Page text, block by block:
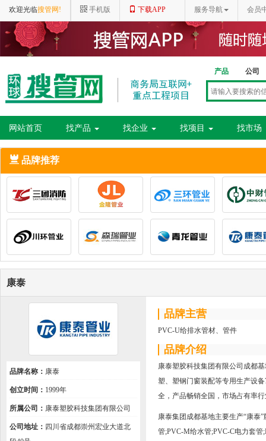
欢迎光临搜管网! 手机版 下载APP 服务导航 会员
产品 公司
网站首页 找产品 找企业 找项目 找市场
品牌推荐
康泰
品牌名称： 康泰
创立时间： 1999年
所属公司： 康泰塑胶科技集团有限公司
公司地址： 四川省成都崇州宏业大道北
品牌主营
PVC-U给排水管材、管件
品牌介绍
康泰塑胶科技集团有限公司成都
塑、塑钢门窗装配等专用生产设
全，产品畅销全国，市场占有率
康泰集团成都基地主要生产“康泰
管;PVC-M给水管;PVC-C电力套